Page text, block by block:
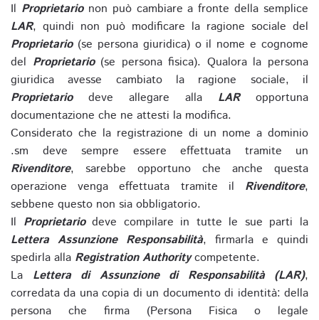
Il Proprietarionon può cambiare a fronte della semplice
LAR, quindi non può modificare la ragione sociale del
Proprietario(se persona giuridica) o il nome e cognome
del Proprietario(se persona fisica). Qualora la persona
giuridica avesse cambiato la ragione sociale, il
Proprietariodeve allegare alla LARopportuna
documentazione che ne attesti la modifica.
Considerato che la registrazione di un nome a dominio
.sm deve sempre essere effettuata tramite un
Rivenditore, sarebbe opportuno che anche questa
operazione venga effettuata tramite il Rivenditore,
sebbene questo non sia obbligatorio.
Il Proprietariodeve compilare in tutte le sue parti la
Lettera Assunzione Responsabilità, firmarla e quindi
spedirla alla Registration Authoritycompetente.
La Lettera di Assunzione di Responsabilità (LAR),
corredata da una copia di un documento di identità: della
persona che firma (Persona Fisica o legale